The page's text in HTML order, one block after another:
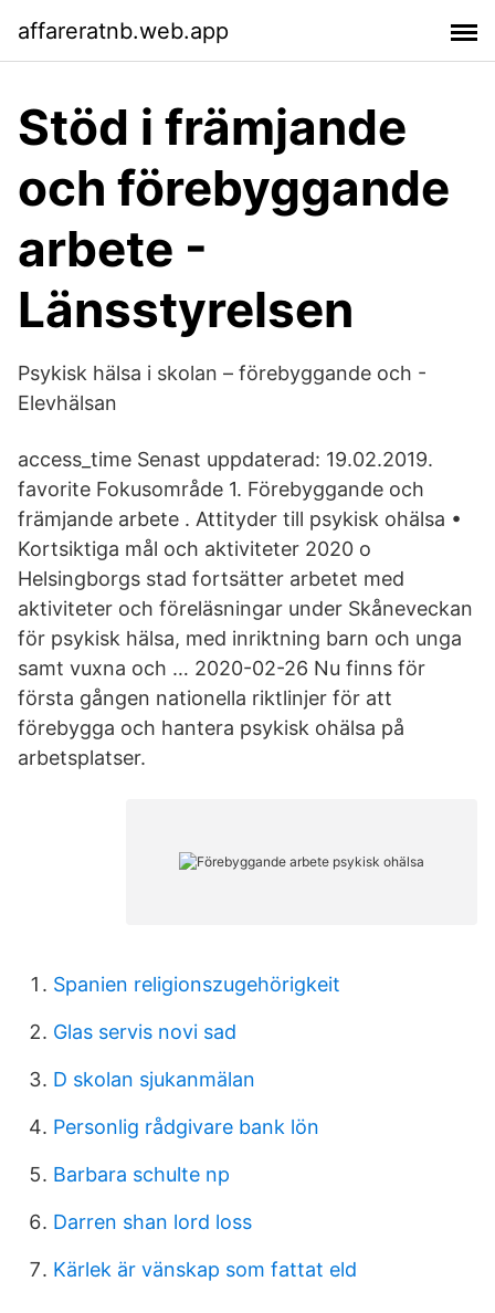
affareratnb.web.app
Stöd i främjande
och förebyggande
arbete -
Länsstyrelsen
Psykisk hälsa i skolan – förebyggande och -
Elevhälsan
access_time Senast uppdaterad: 19.02.2019.
favorite Fokusområde 1. Förebyggande och
främjande arbete . Attityder till psykisk ohälsa •
Kortsiktiga mål och aktiviteter 2020 o
Helsingborgs stad fortsätter arbetet med
aktiviteter och föreläsningar under Skåneveckan
för psykisk hälsa, med inriktning barn och unga
samt vuxna och … 2020-02-26 Nu finns för
första gången nationella riktlinjer för att
förebygga och hantera psykisk ohälsa på
arbetsplatser.
Spanien religionszugehörigkeit
Glas servis novi sad
D skolan sjukanmälan
Personlig rådgivare bank lön
Barbara schulte np
Darren shan lord loss
Kärlek är vänskap som fattat eld